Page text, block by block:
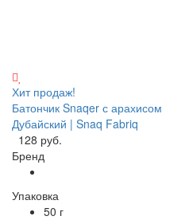
Хит продаж!
Батончик Snaqer с арахисом
Дубайский | Snaq Fabriq
128 руб.
Бренд
Упаковка
50 г